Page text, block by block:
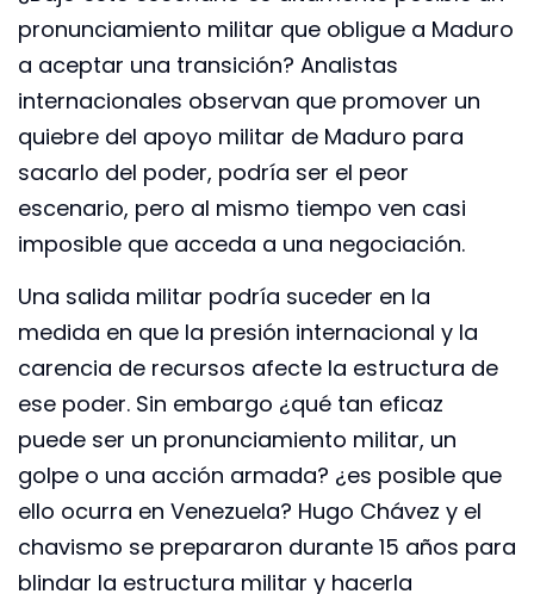
pronunciamiento militar que obligue a Maduro
a aceptar una transición? Analistas
internacionales observan que promover un
quiebre del apoyo militar de Maduro para
sacarlo del poder, podría ser el peor
escenario, pero al mismo tiempo ven casi
imposible que acceda a una negociación.
Una salida militar podría suceder en la
medida en que la presión internacional y la
carencia de recursos afecte la estructura de
ese poder. Sin embargo ¿qué tan eficaz
puede ser un pronunciamiento militar, un
golpe o una acción armada? ¿es posible que
ello ocurra en Venezuela? Hugo Chávez y el
chavismo se prepararon durante 15 años para
blindar la estructura militar y hacerla